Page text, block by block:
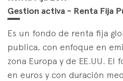
eus
Gestion activa - Renta Fija
Es un fondo de renta fija
publica, con enfoque en
zona Europa y de EE.UU. El
en euros y con duración